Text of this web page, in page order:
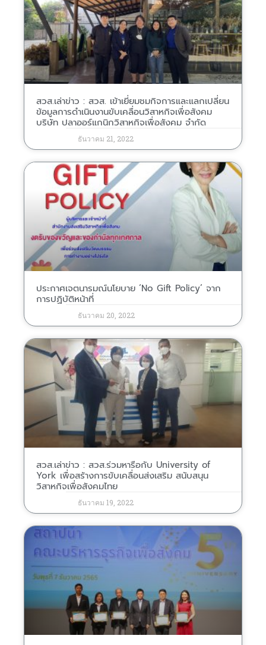
สวส.เล่าข่าว : สวส. เข้าเยี่ยมชมกิจการและแลกเปลี่ยน
ข้อมูลการดำเนินงานขับเคลื่อนวิสาหกิจเพื่อสังคม
บริษัท ปลาออร์แกนิกวิสาหกิจเพื่อสังคม จำกัด
ธันวาคม 21, 2022
ประกาศเจตนารมณ์นโยบาย ‘No Gift Policy’ จาก
การปฏิบัติหน้าที่
ธันวาคม 20, 2022
สวส.เล่าข่าว : สวส.ร่วมหารือกับ University of
York เพื่อสร้างการขับเคลื่อนส่งเสริม สนับสนุน
วิสาหกิจเพื่อสังคมไทย
ธันวาคม 19, 2022